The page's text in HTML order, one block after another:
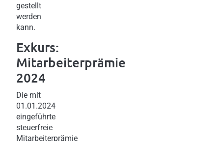
gestellt
werden
kann.
Exkurs:
Mitarbeiterprämie
2024
Die mit
01.01.2024
eingeführte
steuerfreie
Mitarbeiterprämie